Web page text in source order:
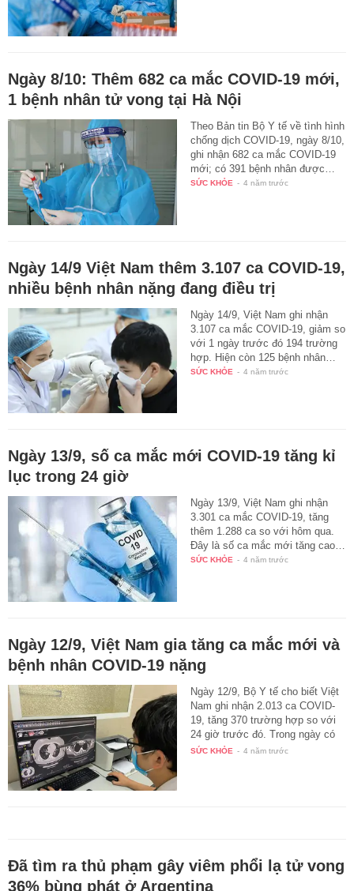
Ngày 8/10: Thêm 682 ca mắc COVID-19 mới,
1 bệnh nhân tử vong tại Hà Nội
Theo Bản tin Bộ Y tế về tình hình
chống dịch COVID-19, ngày 8/10,
ghi nhận 682 ca mắc COVID-19
mới; có 391 bệnh nhân được…
SỨC KHỎE - 4 năm trước
Ngày 14/9 Việt Nam thêm 3.107 ca COVID-19,
nhiều bệnh nhân nặng đang điều trị
Ngày 14/9, Việt Nam ghi nhận
3.107 ca mắc COVID-19, giảm so
với 1 ngày trước đó 194 trường
hợp. Hiện còn 125 bệnh nhân…
SỨC KHỎE - 4 năm trước
Ngày 13/9, số ca mắc mới COVID-19 tăng kỉ
lục trong 24 giờ
Ngày 13/9, Việt Nam ghi nhận
3.301 ca mắc COVID-19, tăng
thêm 1.288 ca so với hôm qua.
Đây là số ca mắc mới tăng cao…
SỨC KHỎE - 4 năm trước
Ngày 12/9, Việt Nam gia tăng ca mắc mới và
bệnh nhân COVID-19 nặng
Ngày 12/9, Bộ Y tế cho biết Việt
Nam ghi nhận 2.013 ca COVID-
19, tăng 370 trường hợp so với
24 giờ trước đó. Trong ngày có
1…
SỨC KHỎE - 4 năm trước
Đã tìm ra thủ phạm gây viêm phổi lạ tử vong
36% bùng phát ở Argentina